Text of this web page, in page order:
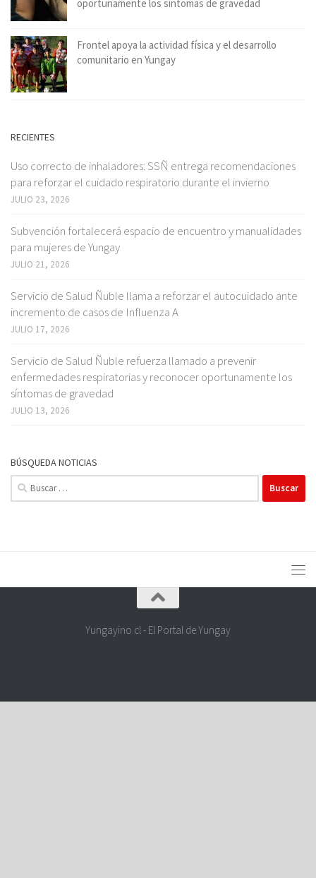
oportunamente los síntomas de gravedad
Frontel apoya la actividad física y el desarrollo
comunitario en Yungay
RECIENTES
Uso correcto de inhaladores: SSÑ entrega recomendaciones
para reforzar el cuidado respiratorio durante el invierno
JULIO 23, 2026
Subvención fortalecerá espacio de encuentro y manualidades
para mujeres de Yungay
JULIO 21, 2026
Servicio de Salud Ñuble llama a reforzar el autocuidado ante
incremento de casos de Influenza A
JULIO 17, 2026
Servicio de Salud Ñuble refuerza llamado a prevenir
enfermedades respiratorias y reconocer oportunamente los
síntomas de gravedad
JULIO 13, 2026
BÚSQUEDA NOTICIAS
Buscar:
Yungayino.cl - El Portal de Yungay